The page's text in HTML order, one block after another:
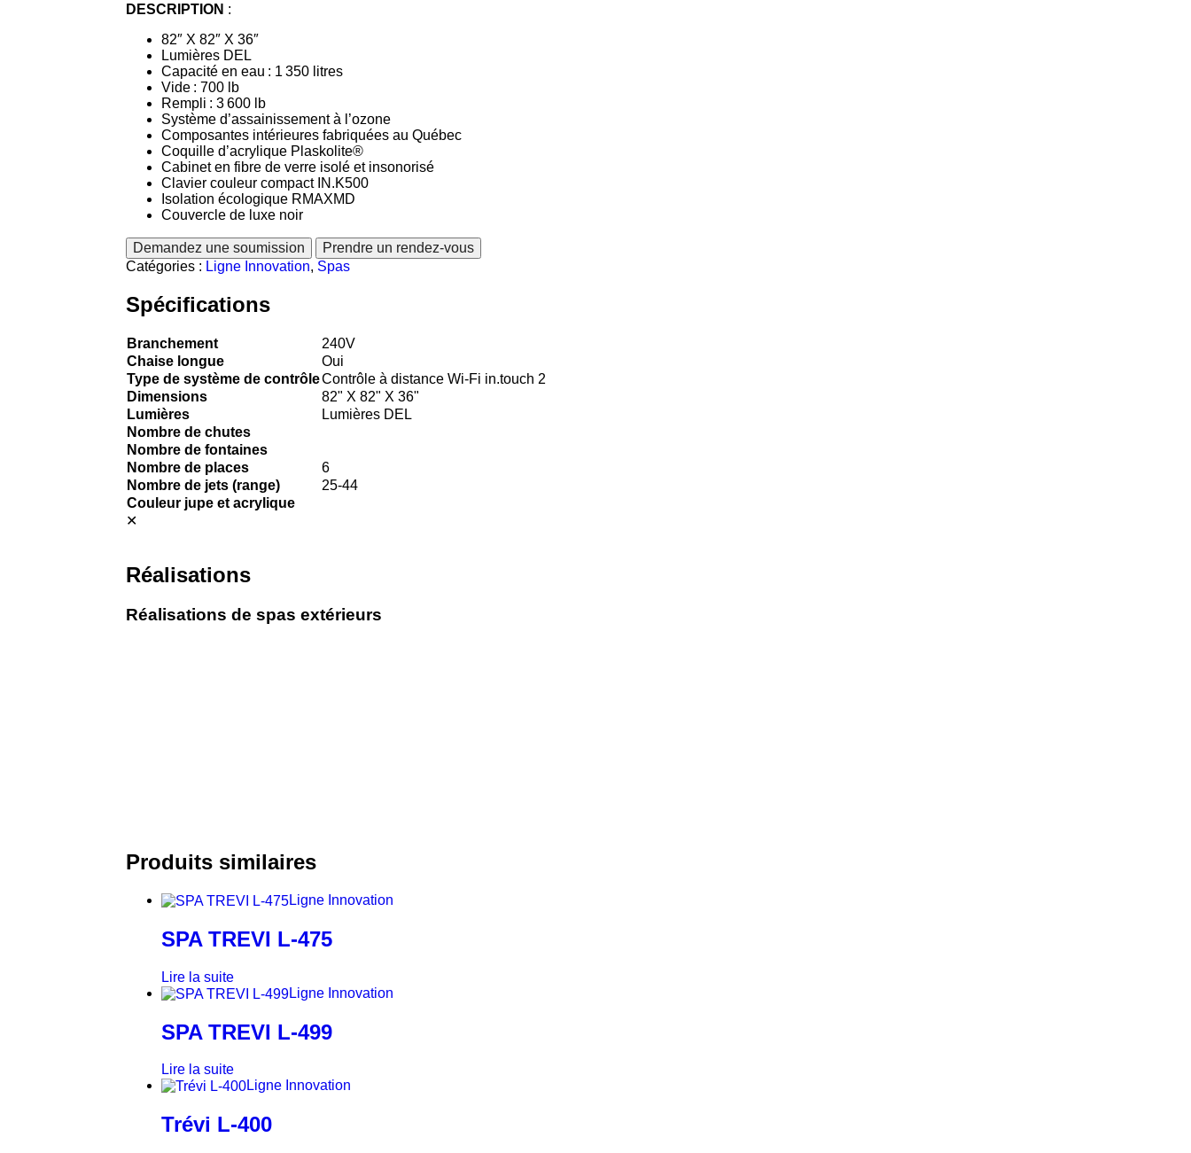
DESCRIPTION :
82″ X 82″ X 36″
Lumières DEL
Capacité en eau : 1 350 litres
Vide : 700 lb
Rempli : 3 600 lb
Système d’assainissement à l’ozone
Composantes intérieures fabriquées au Québec
Coquille d’acrylique Plaskolite®
Cabinet en fibre de verre isolé et insonorisé
Clavier couleur compact IN.K500
Isolation écologique RMAXMD
Couvercle de luxe noir
Demandez une soumission
Prendre un rendez-vous
Catégories : Ligne Innovation, Spas
Spécifications
Branchement
240V
Chaise longue
Oui
Type de système de contrôleContrôle à distance Wi-Fi in.touch 2
Dimensions
82" X 82" X 36"
Lumières
Lumières DEL
Nombre de chutes
Nombre de fontaines
Nombre de places
6
Nombre de jets (range)
25-44
Couleur jupe et acrylique
✕
Réalisations
Réalisations de spas extérieurs
Produits similaires
Ligne Innovation
SPA TREVI L-475
Lire la suite
Ligne Innovation
SPA TREVI L-499
Lire la suite
Ligne Innovation
Trévi L-400